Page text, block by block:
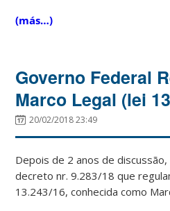
(más…)
Governo Federal
Marco Legal (lei
20/02/2018 23:49
Depois de 2 anos de
decreto nr. 9.283/18 que
13.243/16, conhecida como